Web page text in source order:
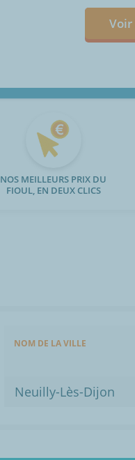
Voir
NOS MEILLEURS PRIX DU
FIOUL, EN DEUX CLICS
NOM DE LA VILLE
Neuilly-Lès-Dijon